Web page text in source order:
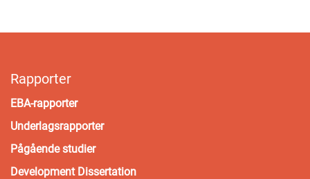
Rapporter
EBA-rapporter
Underlagsrapporter
Pågående studier
Development Dissertation